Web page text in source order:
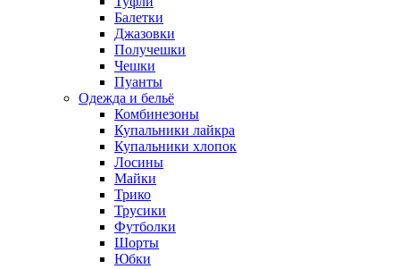
Балетки
Джазовки
Получешки
Чешки
Пуанты
Одежда и бельё
Комбинезоны
Купальники лайкра
Купальники хлопок
Лосины
Майки
Трико
Трусики
Футболки
Шорты
Юбки